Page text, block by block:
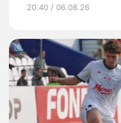
20:40 / 06.08.26